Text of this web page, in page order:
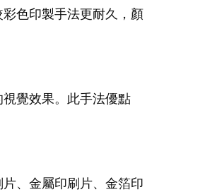
色印製手法更耐久，顏
覺效果。此手法優點
、金屬印刷片、金箔印